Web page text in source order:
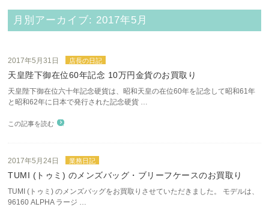
月別アーカイブ: 2017年5月
2017年5月31日 店長の日記
天皇陛下御在位60年記念 10万円金貨のお買取り
天皇陛下御在位六十年記念硬貨は、昭和天皇の在位60年を記念して昭和61年
と昭和62年に日本で発行された記念硬貨 …
この記事を読む
2017年5月24日 業務日記
TUMI (トゥミ) のメンズバッグ・ブリーフケースのお買取り
TUMI (トゥミ) のメンズバッグをお買取りさせていただきました。 モデルは、
96160 ALPHA ラージ …